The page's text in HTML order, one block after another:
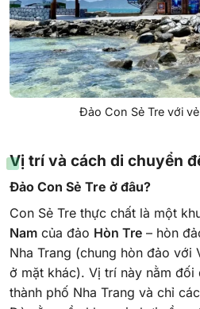
Đảo Con Sẻ Tre với
Vị trí và cách di chuyển
Đảo Con Sẻ Tre ở đâu?
Con Sẻ Tre thực chất là một
Nam của đảo Hòn Tre – hòn
Nha Trang (chung hòn đảo với
ở mặt khác). Vị trí này nằm
thành phố Nha Trang và chỉ